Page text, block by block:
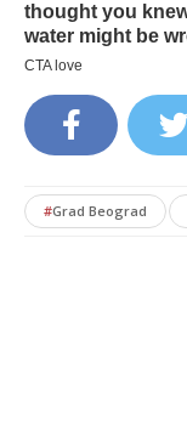
#Grad Beograd